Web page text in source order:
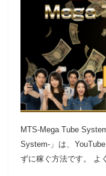
MTS-Mega Tube
System-」は、
ずに稼ぐ方法です。 よ